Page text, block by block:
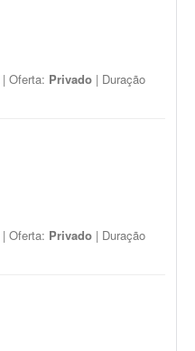
| Oferta: Privado | Duração
| Oferta: Privado | Duração